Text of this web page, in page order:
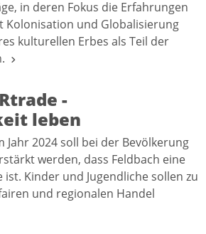
in deren Fokus die Erfahrungen
Kolonisation und Globalisierung
kulturellen Erbes als Teil der
-
leben
Jahr 2024 soll bei der Bevölkerung
werden, dass Feldbach eine
Kinder und Jugendliche sollen zu
und regionalen Handel